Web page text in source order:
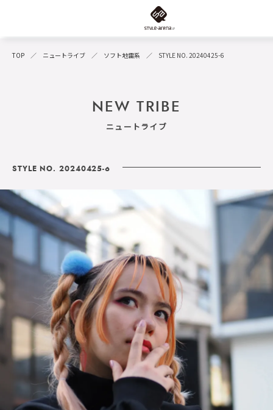
TOP ニュートライブ ソフト地雷系 STYLE NO. 20240425-6
NEW TRIBE
ニュートライブ
STYLE NO. 20240425-6